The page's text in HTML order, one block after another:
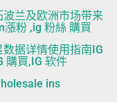
兰及欧洲市场带来
粉 ,ig 粉絲 購買
据详情使用指南IG
購買,IG 软件
ins